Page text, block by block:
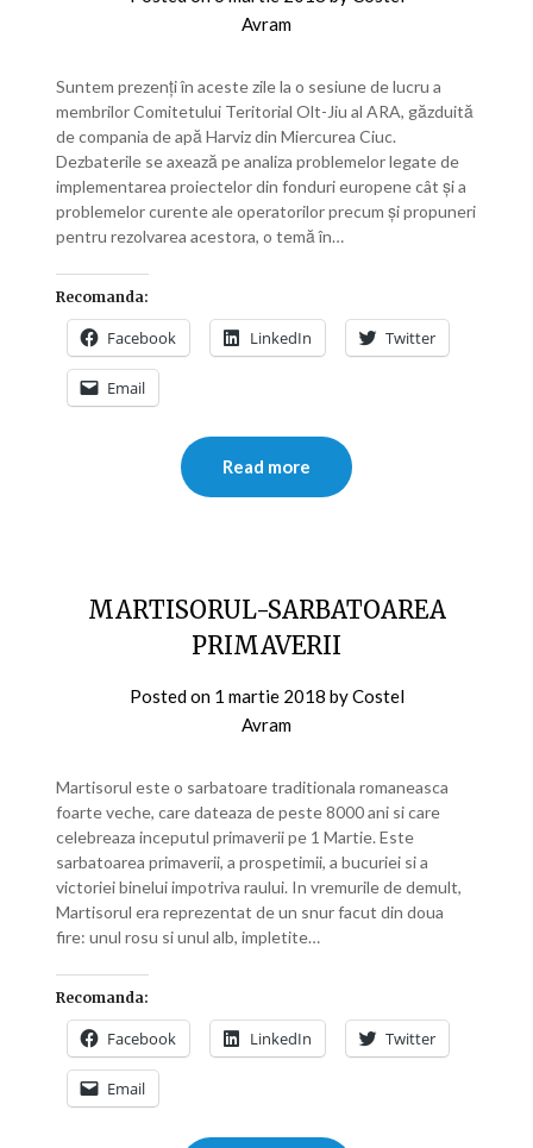
Avram
Suntem prezenți în aceste zile la o sesiune de lucru a
membrilor Comitetului Teritorial Olt-Jiu al ARA, găzduită
de compania de apă Harviz din Miercurea Ciuc.
Dezbaterile se axează pe analiza problemelor legate de
implementarea proiectelor din fonduri europene cât și a
problemelor curente ale operatorilor precum și propuneri
pentru rezolvarea acestora, o temă în…
Recomanda:
Facebook LinkedIn Twitter
Email
Read more
MARTISORUL-SARBATOAREA
PRIMAVERII
Posted on 1 martie 2018 byCostel
Avram
Martisorul este o sarbatoare traditionala romaneasca
foarte veche, care dateaza de peste 8000 ani si care
celebreaza inceputul primaverii pe 1 Martie. Este
sarbatoarea primaverii, a prospetimii, a bucuriei si a
victoriei binelui impotriva raului. In vremurile de demult,
Martisorul era reprezentat de un snur facut din doua
fire: unul rosu si unul alb, impletite…
Recomanda:
Facebook LinkedIn Twitter
Email